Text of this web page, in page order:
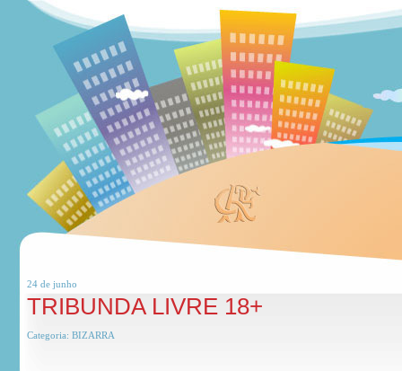
24 de junho
TRIBUNDA LIVRE 18+
Categoria: BIZARRA